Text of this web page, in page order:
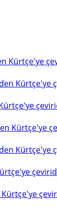
Kürtçe'ye
Kürtçe'ye
Kürtçe'ye
Kürtçe'ye